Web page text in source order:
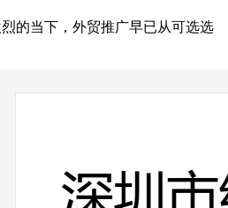
的当下，外贸推广早已从可选选